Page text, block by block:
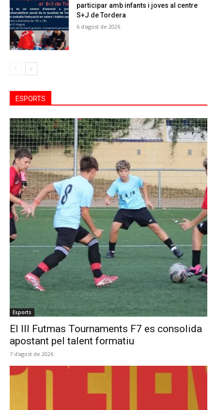
participar amb infants i joves al centre
S+J de Tordera
6 d'agost de 2026
ESPORTS
Esports
El III Futmas Tournaments F7 es consolida
apostant pel talent formatiu
7 d'agost de 2026